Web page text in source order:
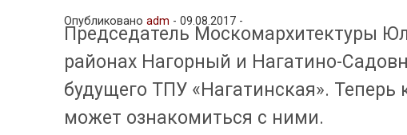
Опубликованоadm -09.08.2017 -
Председатель Москомархитектуры
районах Нагорный и Нагатино-
будущего ТПУ «Нагатинская».
может ознакомиться с ними.